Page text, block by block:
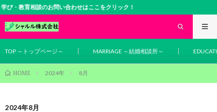
のお問い合わせはここをクリック！
TOP ～トップページ～ MARRIAGE ～結婚相談所～
HOME 2024年 8月
2024年8月